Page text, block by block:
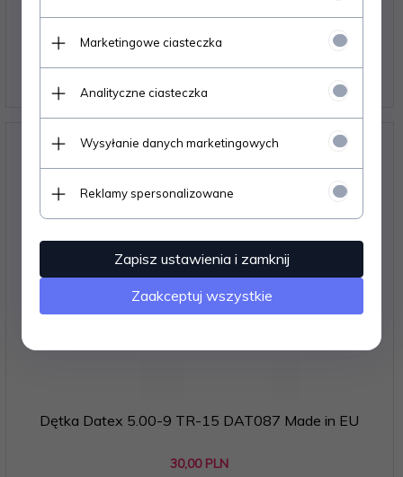
Dętka Datex 6.00-9, 21x8-9 JS2 06-1019
00
Dętka Datex 5.00-9 TR-15 DAT087 Made in EU
30,00 PLN
Marketingowe ciasteczka
Analityczne ciasteczka
Wysyłanie danych marketingowych
Reklamy spersonalizowane
Zapisz ustawienia i zamknij
Zaakceptuj wszystkie